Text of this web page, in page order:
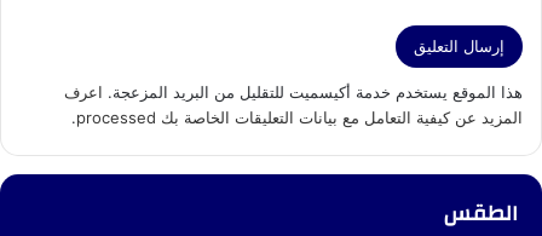
هذا الموقع يستخدم خدمة أكيسميت للتقليل من البريد المزعجة. اعرف
المزيد عن كيفية التعامل مع بيانات التعليقات الخاصة بك processed
.
الطقس